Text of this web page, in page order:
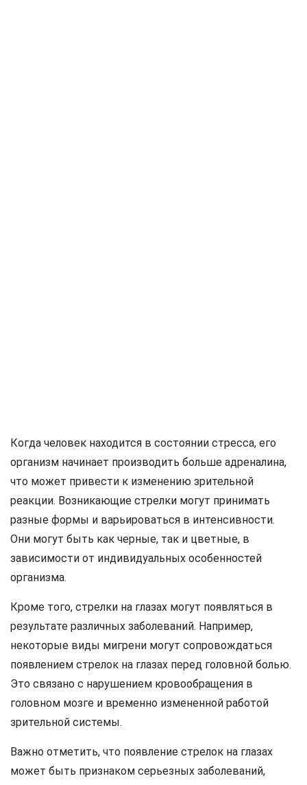
Когда человек находится в состоянии стресса, его
организм начинает производить больше адреналина,
что может привести к изменению зрительной
реакции. Возникающие стрелки могут принимать
разные формы и варьироваться в интенсивности.
Они могут быть как черные, так и цветные, в
зависимости от индивидуальных особенностей
организма.
Кроме того, стрелки на глазах могут появляться в
результате различных заболеваний. Например,
некоторые виды мигрени могут сопровождаться
появлением стрелок на глазах перед головной болью.
Это связано с нарушением кровообращения в
головном мозге и временно измененной работой
зрительной системы.
Важно отметить, что появление стрелок на глазах
может быть признаком серьезных заболеваний,